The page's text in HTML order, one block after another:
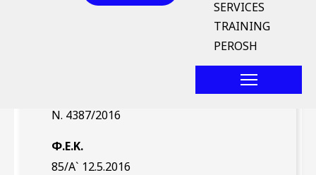
SERVICES
TRAINING
PEROSH
Ν. 4387/2016 (ΦΕΚ 85/Α`
Ν. 4387/2016
Φ.Ε.Κ.
85/Α` 12.5.2016